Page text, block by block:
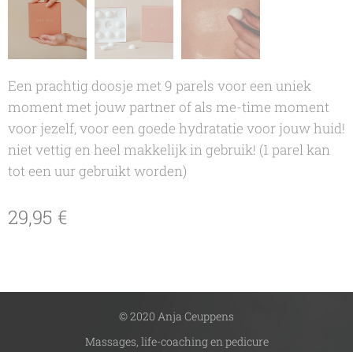
Een prachtig doosje met 9 parels voor een uniek
moment met jouw partner of als me-time moment
voor jezelf, voor een goede hydratatie voor jouw huid!
niet vettig en heel makkelijk in gebruik! (1 parel kan
tot een uur gebruikt worden)
29,95 €
© 2020 Anja Ceuppens
Massages, life-coaching en pedicure